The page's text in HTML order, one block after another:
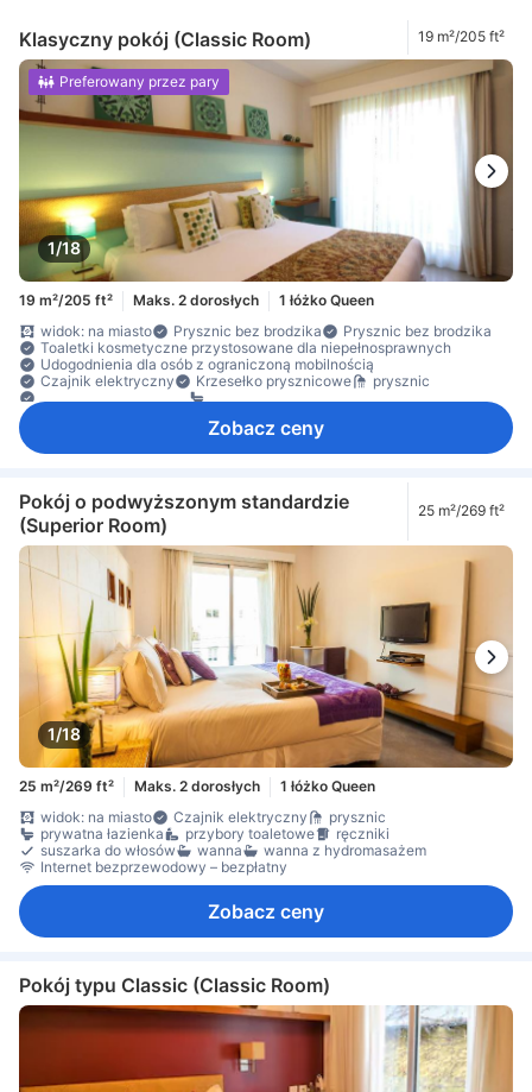
Klasyczny pokój (Classic Room) 19 m²/205 ft²
1/18
Preferowany przez pary
19 m²/205 ft² Maks. 2 dorosłych
1 łóżko Queen
widok: na miasto
Prysznic bez brodzika
Prysznic bez brodzika
Toaletki kosmetyczne przystosowane dla niepełnosprawnych
Udogodnienia dla osób z ograniczoną mobilnością
Czajnik elektryczny
Krzesełko prysznicowe
prysznic
Zobacz ceny
Pokój o podwyższonym standardzie
(Superior Room)
25 m²/269 ft²
1/18
25 m²/269 ft² Maks. 2 dorosłych
1 łóżko Queen
widok: na miasto
Czajnik elektryczny
prysznic
prywatna łazienka
przybory toaletowe
ręczniki
suszarka do włosów
wanna
wanna z hydromasażem
Internet bezprzewodowy – bezpłatny
Zobacz ceny
Pokój typu Classic (Classic Room)